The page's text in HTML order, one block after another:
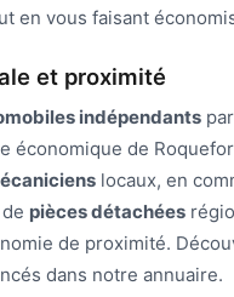
en vous faisant
et proximité
indépendants
économique de
locaux, en
pièces détachées
de proximité.
dans notre annuaire.